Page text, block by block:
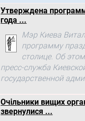
Утверждена
года ...
Мэр Киева
программу
столице. Об
пресс-служба
государственной
Очільники вищих
звернулися ...